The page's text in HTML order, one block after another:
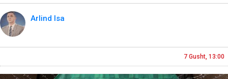
Arlind Isa
7 Gusht, 13:00